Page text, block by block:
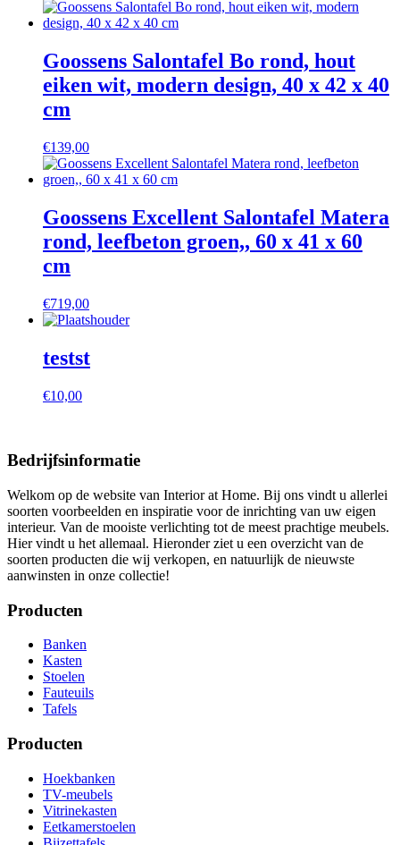
Goossens Salontafel Bo rond, hout
eiken wit, modern design, 40 x 42 x 40
cm
€139,00
Goossens Excellent Salontafel Matera
rond, leefbeton groen,, 60 x 41 x 60
cm
€719,00
testst
€10,00
Bedrijfsinformatie
Welkom op de website van Interior at Home. Bij ons vindt u allerlei
soorten voorbeelden en inspiratie voor de inrichting van uw eigen
interieur. Van de mooiste verlichting tot de meest prachtige meubels.
Hier vindt u het allemaal. Hieronder ziet u een overzicht van de
soorten producten die wij verkopen, en natuurlijk de nieuwste
aanwinsten in onze collectie!
Producten
Banken
Kasten
Stoelen
Fauteuils
Tafels
Producten
Hoekbanken
TV-meubels
Vitrinekasten
Eetkamerstoelen